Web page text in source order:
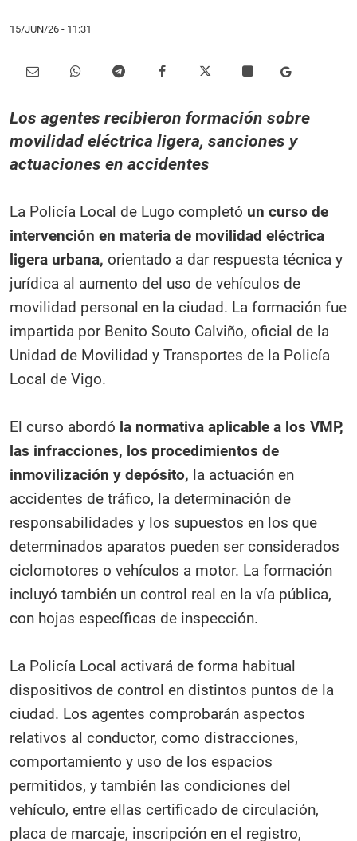
15/JUN/26 - 11:31
Los agentes recibieron formación sobre
movilidad eléctrica ligera, sanciones y
actuaciones en accidentes
La Policía Local de Lugo completó un curso de
intervención en materia de movilidad eléctrica
ligera urbana, orientado a dar respuesta técnica y
jurídica al aumento del uso de vehículos de
movilidad personal en la ciudad. La formación fue
impartida por Benito Souto Calviño, oficial de la
Unidad de Movilidad y Transportes de la Policía
Local de Vigo.
El curso abordó la normativa aplicable a los VMP,
las infracciones, los procedimientos de
inmovilización y depósito, la actuación en
accidentes de tráfico, la determinación de
responsabilidades y los supuestos en los que
determinados aparatos pueden ser considerados
ciclomotores o vehículos a motor. La formación
incluyó también un control real en la vía pública,
con hojas específicas de inspección.
La Policía Local activará de forma habitual
dispositivos de control en distintos puntos de la
ciudad. Los agentes comprobarán aspectos
relativos al conductor, como distracciones,
comportamiento y uso de los espacios
permitidos, y también las condiciones del
vehículo, entre ellas certificado de circulación,
placa de marcaje, inscripción en el registro,